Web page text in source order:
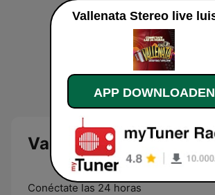
Vallenata Stereo
Conéctate las 24 horas
APP DOWNLOADEN